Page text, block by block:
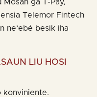
ga T-Pay,
Telemor Fintech
ne’ebé besik iha
LIU HOSI
konviniente.